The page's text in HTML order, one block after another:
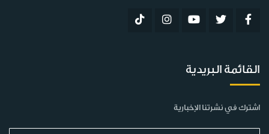
القائمة البريدية
اشترك في نشرتنا الإخبارية